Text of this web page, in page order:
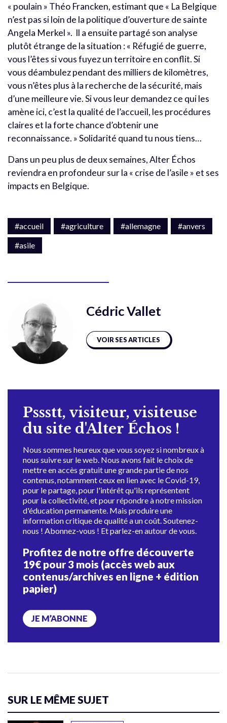
« poulain » Théo Francken, estimant que « La Belgique
n’est pas si loin de la politique d’ouverture de sainte
Angela Merkel ». Il a ensuite partagé son analyse
plutôt étrange de la situation : « Réfugié de guerre,
vous l’êtes si vous fuyez un territoire en conflit. Si
vous déambulez pendant des milliers de kilomètres,
vous n’êtes plus à la recherche de la sécurité, mais
d’une meilleure vie. Si vous leur demandez ce qui les
amène ici, c’est la qualité de l’accueil, les procédures
claires et la forte chance d’obtenir une
reconnaissance. » Solidarité quand tu nous tiens…
Dans un peu plus de deux semaines, Alter Échos
reviendra en profondeur sur la « crise de l’asile » et ses
impacts en Belgique.
#accueil #agriculture #allemagne
#anvers
#asile
Cédric Vallet
VOIR SES ARTICLES
Pssstt, visiteur, visiteuse
du site d'Alter Échos !
Nous sommes heureux que vous soyez si nombreux à
nous suivre sur le web. Nous avons fait le choix de
mettre en accès gratuit une grande partie de nos
contenus, notamment ceux en lien avec le Covid-19,
pour le partage, pour l'intérêt qu'ils représentent
pour la collectivité, et pour répondre à notre mission
d'éducation permanente. Mais produire une
information critique de qualité a un coût. Soutenez-
nous ! Abonnez-vous ! Et parlez-en autour de vous.
Profitez de notre offre découverte
19€ pour 3 mois (accès web aux
contenus/archives en ligne + édition
papier)
JE M’ABONNE
SUR LE MÊME SUJET